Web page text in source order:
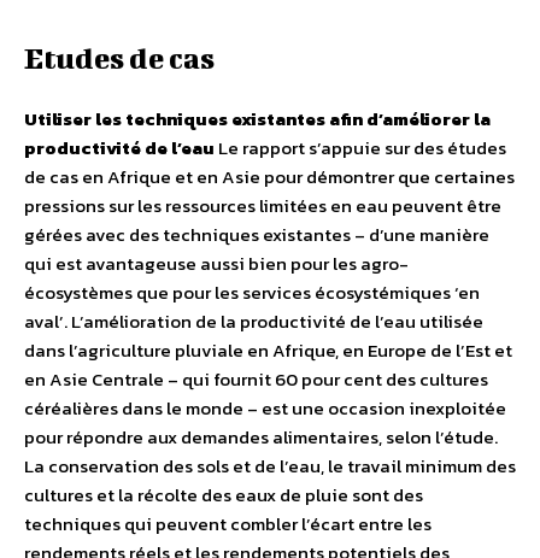
Etudes de cas
Utiliser les techniques existantes afin d’améliorer la
productivité de l’eau Le rapport s’appuie sur des études
de cas en Afrique et en Asie pour démontrer que certaines
pressions sur les ressources limitées en eau peuvent être
gérées avec des techniques existantes – d’une manière
qui est avantageuse aussi bien pour les agro-
écosystèmes que pour les services écosystémiques ‘en
aval’. L’amélioration de la productivité de l’eau utilisée
dans l’agriculture pluviale en Afrique, en Europe de l’Est et
en Asie Centrale – qui fournit 60 pour cent des cultures
céréalières dans le monde – est une occasion inexploitée
pour répondre aux demandes alimentaires, selon l’étude.
La conservation des sols et de l’eau, le travail minimum des
cultures et la récolte des eaux de pluie sont des
techniques qui peuvent combler l’écart entre les